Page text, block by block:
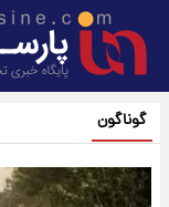
گوناگون